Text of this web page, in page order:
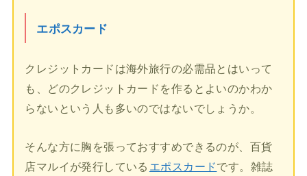
エポスカード
クレジットカードは海外旅行の必需品とはいって
も、どのクレジットカードを作るとよいのかわか
らないという人も多いのではないでしょうか。
そんな方に胸を張っておすすめできるのが、百貨
店マルイが発行している エポスカードです。雑誌